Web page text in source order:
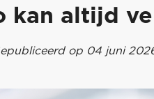
kan altijd
op 04 juni